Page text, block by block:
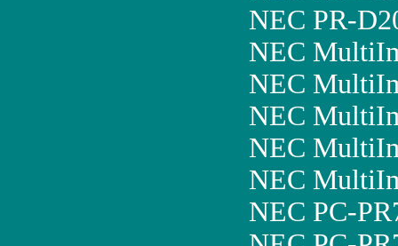
NEC PR-
NEC
NEC
NEC
NEC
NEC
NEC PC-